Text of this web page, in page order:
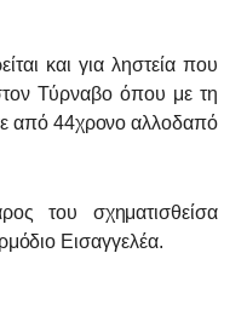
και για ληστεία που
Τύρναβο όπου με τη
από 44χρονο αλλοδαπό
του σχηματισθείσα
Εισαγγελέα.